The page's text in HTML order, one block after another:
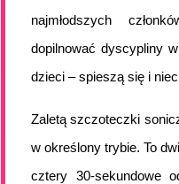
najmłodszych
dopilnować dyscypliny
dzieci – spieszą się i
Zaletą szczoteczki
w określony trybie. To
cztery 30-sekundowe